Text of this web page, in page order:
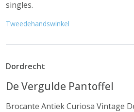
singles.
Tweedehandswinkel
Dordrecht
De Vergulde Pantoffel
Brocante Antiek Curiosa Vintage